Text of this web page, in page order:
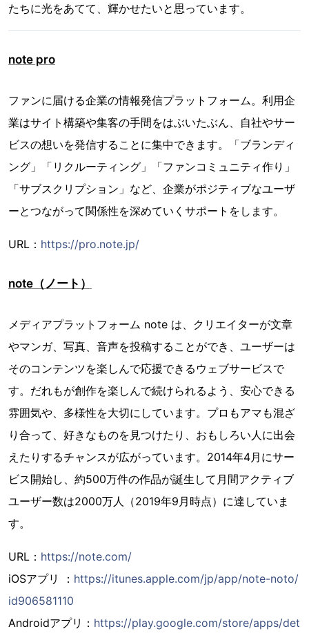
たちに光をあてて、輝かせたいと思っています。
note pro
ファンに届ける企業の情報発信プラットフォーム。利用企
業はサイト構築や集客の手間をはぶいたぶん、自社やサー
ビスの想いを発信することに集中できます。「ブランディ
ング」「リクルーティング」「ファンコミュニティ作り」
「サブスクリプション」など、企業がポジティブなユーザ
ーとつながって関係性を深めていくサポートをします。
URL： https://pro.note.jp/
note（ノート）
メディアプラットフォーム note は、クリエイターが文章
やマンガ、写真、音声を投稿することができ、ユーザーは
そのコンテンツを楽しんで応援できるウェブサービスで
す。だれもが創作を楽しんで続けられるよう、安心できる
雰囲気や、多様性を大切にしています。プロもアマも混ざ
り合って、好きなものを見つけたり、おもしろい人に出会
えたりするチャンスが広がっています。2014年4月にサー
ビス開始し、約500万件の作品が誕生して月間アクティブ
ユーザー数は2000万人（2019年9月時点）に達していま
す。
URL： https://note.com/
iOSアプリ ： https://itunes.apple.com/jp/app/note-noto/
id906581110
Androidアプリ： https://play.google.com/store/apps/det